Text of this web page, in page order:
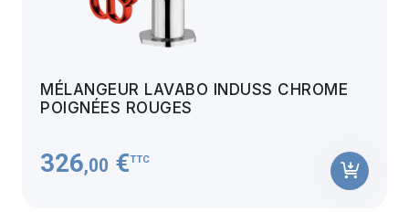
MÉLANGEUR LAVABO INDUSS CHROME
POIGNÉES ROUGES
326,00 €TTC